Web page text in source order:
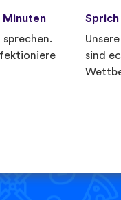
Minuten
Sprich
sind